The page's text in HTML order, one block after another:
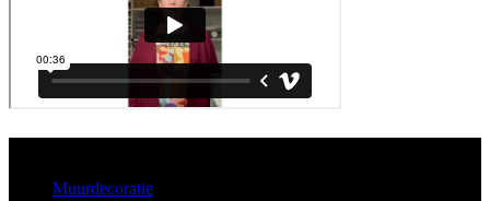
Muurdecoratie